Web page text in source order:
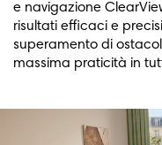
e navigazione
risultati efficaci e
superamento di
massima praticità in